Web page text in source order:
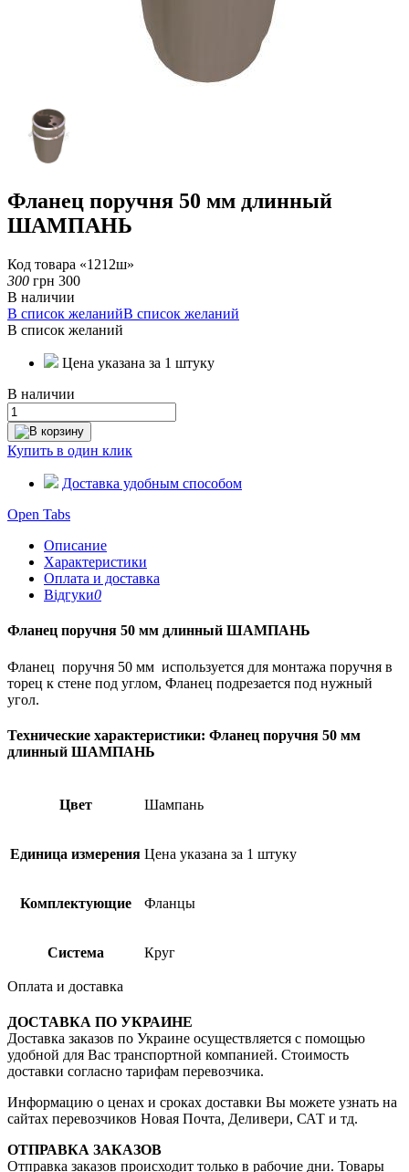
Фланец поручня 50 мм длинный
ШАМПАНЬ
Код товара «1212ш»
300 грн 300
В наличии
В список желанийВ список желаний
В список желаний
Цена указана за 1 штуку
В наличии
В корзину
Купить в один клик
Доставка удобным способом
Open Tabs
Описание
Характеристики
Оплата и доставка
Відгуки0
Фланец поручня 50 мм длинный ШАМПАНЬ
Фланец поручня 50 мм используется для монтажа поручня в
торец к стене под углом, Фланец подрезается под нужный
угол.
Технические характеристики: Фланец поручня 50 мм
длинный ШАМПАНЬ
Цвет Шампань
Единица измерения Цена указана за 1 штуку
Комплектующие Фланцы
Система Круг
Оплата и доставка
ДОСТАВКА ПО УКРАИНЕ
Доставка заказов по Украине осуществляется с помощью
удобной для Вас транспортной компанией. Стоимость
доставки согласно тарифам перевозчика.
Информацию о ценах и сроках доставки Вы можете узнать на
сайтах перевозчиков Новая Почта, Деливери, САТ и тд.
ОТПРАВКА ЗАКАЗОВ
Отправка заказов происходит только в рабочие дни. Товары